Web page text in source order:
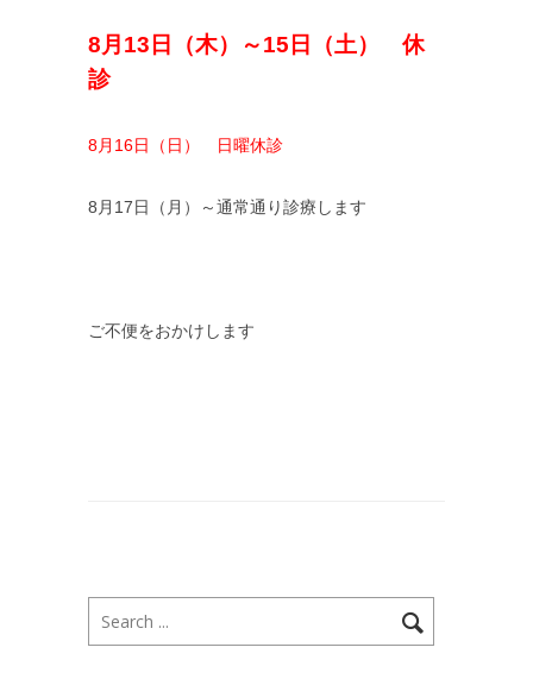
8月13日（木）～15日（土） 休
診
8月16日（日） 日曜休診
8月17日（月）～通常通り診療します
ご不便をおかけします